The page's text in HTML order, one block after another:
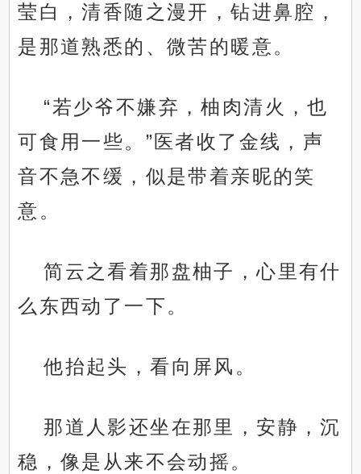
莹白，清香随之漫开，钻进鼻腔，
是那道熟悉的、微苦的暖意。
“若少爷不嫌弃，柚肉清火，也
可食用一些。”医者收了金线，声
音不急不缓，似是带着亲昵的笑
意。
简云之看着那盘柚子，心里有什
么东西动了一下。
他抬起头，看向屏风。
那道人影还坐在那里，安静，沉
稳，像是从来不会动摇。